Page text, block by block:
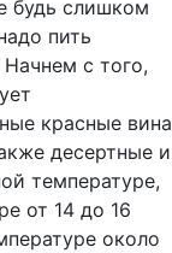
будь слишком
пить
с того,
красные вина
десертные и
температуре,
от 14 до 16
около